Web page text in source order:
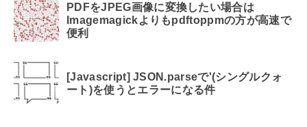
PDFをJPEG画像に変換したい場合は
Imagemagickよりもpdftoppmの方が高速で
便利
[Javascript] JSON.parseで'(シングルクォ
ート)を使うとエラーになる件